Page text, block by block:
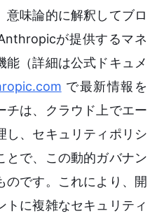
意味論的に解釈してブロ
が提供するマネ
能（詳細は公式ドキュメ
で最新情報を
チは、クラウド上でエー
し、セキュリティポリシ
とで、この動的ガバナン
のです。これにより、開
トに複雑なセキュリティ